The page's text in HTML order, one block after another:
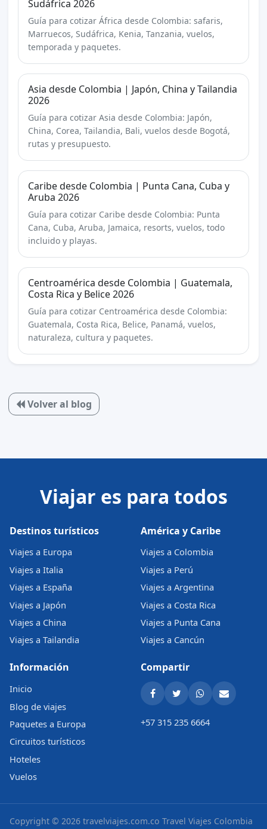
Sudáfrica 2026
Guía para cotizar África desde Colombia: safaris,
Marruecos, Sudáfrica, Kenia, Tanzania, vuelos,
temporada y paquetes.
Asia desde Colombia | Japón, China y Tailandia
2026
Guía para cotizar Asia desde Colombia: Japón,
China, Corea, Tailandia, Bali, vuelos desde Bogotá,
rutas y presupuesto.
Caribe desde Colombia | Punta Cana, Cuba y
Aruba 2026
Guía para cotizar Caribe desde Colombia: Punta
Cana, Cuba, Aruba, Jamaica, resorts, vuelos, todo
incluido y playas.
Centroamérica desde Colombia | Guatemala,
Costa Rica y Belice 2026
Guía para cotizar Centroamérica desde Colombia:
Guatemala, Costa Rica, Belice, Panamá, vuelos,
naturaleza, cultura y paquetes.
Volver al blog
Viajar es para todos
Destinos turísticos
Viajes a Europa
Viajes a Italia
Viajes a España
Viajes a Japón
Viajes a China
Viajes a Tailandia
América y Caribe
Viajes a Colombia
Viajes a Perú
Viajes a Argentina
Viajes a Costa Rica
Viajes a Punta Cana
Viajes a Cancún
Información
Inicio
Blog de viajes
Paquetes a Europa
Circuitos turísticos
Hoteles
Vuelos
Compartir
+57 315 235 6664
Copyright © 2026 travelviajes.com.co Travel Viajes Colombia